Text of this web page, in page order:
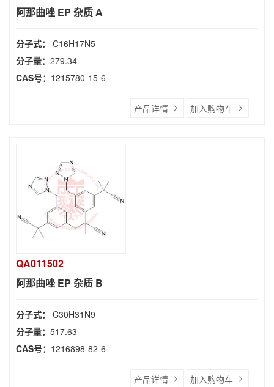
阿那曲唑 EP 杂质 A
分子式： C16H17N5
分子量： 279.34
CAS号： 1215780-15-6
产品详情 加入购物车
QA011502
阿那曲唑 EP 杂质 B
分子式： C30H31N9
分子量： 517.63
CAS号： 1216898-82-6
产品详情 加入购物车